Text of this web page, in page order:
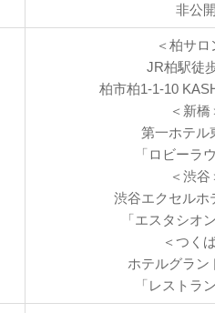
非公開
＜柏サロ
JR柏駅徒
柏市柏1-1-10
＜新橋
第一ホテル
「ロビーラ
＜渋谷
渋谷エクセルホ
「エスタシオ
＜つく
ホテルグラン
「レストラ